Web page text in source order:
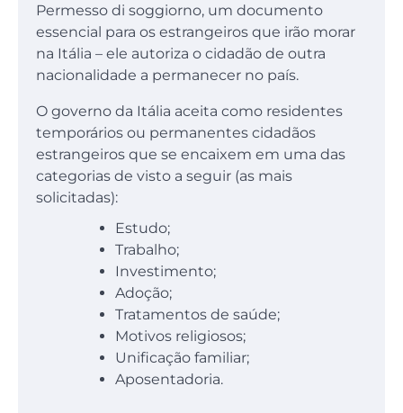
Permesso di soggiorno, um documento
essencial para os estrangeiros que irão morar
na Itália – ele autoriza o cidadão de outra
nacionalidade a permanecer no país.
O governo da Itália aceita como residentes
temporários ou permanentes cidadãos
estrangeiros que se encaixem em uma das
categorias de visto a seguir (as mais
solicitadas):
Estudo;
Trabalho;
Investimento;
Adoção;
Tratamentos de saúde;
Motivos religiosos;
Unificação familiar;
Aposentadoria.